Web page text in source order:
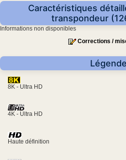
Caractéristiques
transpondeur
Informations non disponibles
Corrections /
Légende
8K - Ultra HD
4K - Ultra HD
Haute définition